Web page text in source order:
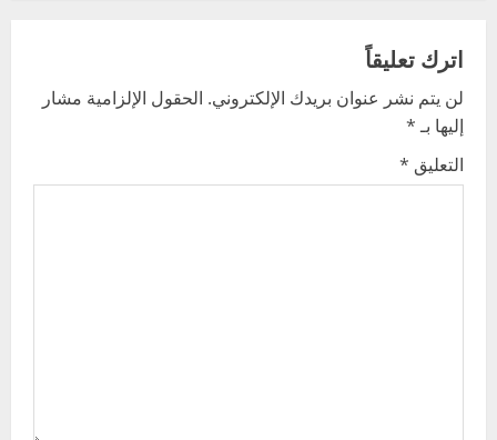
v
i
g
اترك تعليقاً
لن يتم نشر عنوان بريدك الإلكتروني. الحقول الإلزامية مشار
إليها بـ*
التعليق *